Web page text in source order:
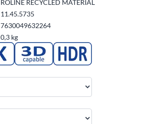
ROLINE RECYCLED MATERIAL
11.45.5735
7630049632264
0,3 kg